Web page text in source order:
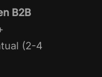
B2B
(2-4